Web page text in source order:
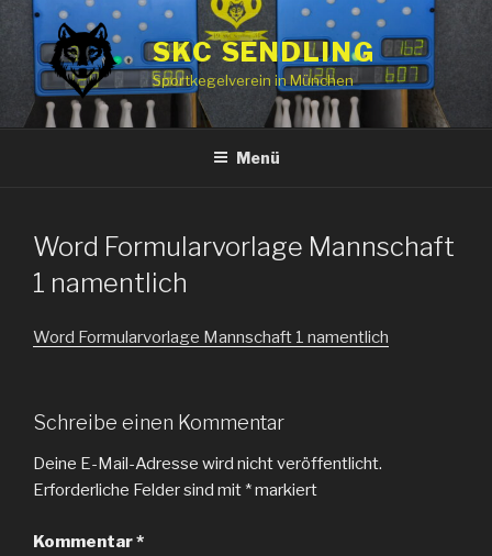
springen
SKC SENDLING
Sportkegelverein in München
Menü
Word Formularvorlage Mannschaft
1 namentlich
Word Formularvorlage Mannschaft 1 namentlich
Schreibe einen Kommentar
Deine E-Mail-Adresse wird nicht veröffentlicht.
Erforderliche Felder sind mit *markiert
Kommentar*